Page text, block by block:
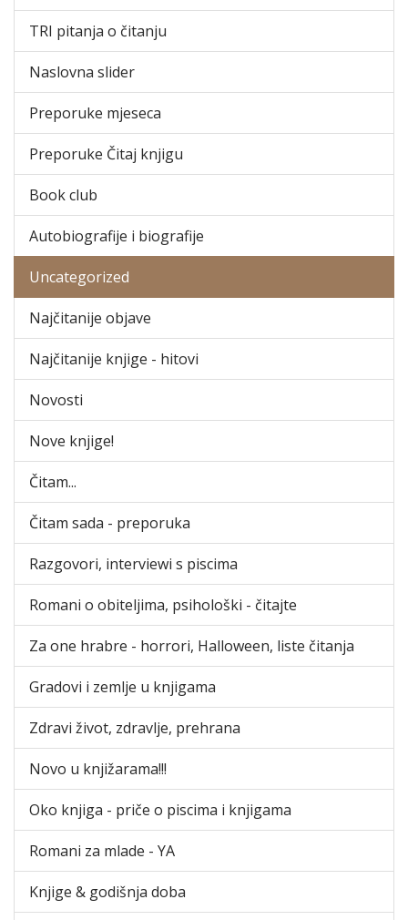
TRI pitanja o čitanju
Naslovna slider
Preporuke mjeseca
Preporuke Čitaj knjigu
Book club
Autobiografije i biografije
Uncategorized
Najčitanije objave
Najčitanije knjige - hitovi
Novosti
Nove knjige!
Čitam...
Čitam sada - preporuka
Razgovori, interviewi s piscima
Romani o obiteljima, psihološki - čitajte
Za one hrabre - horrori, Halloween, liste čitanja
Gradovi i zemlje u knjigama
Zdravi život, zdravlje, prehrana
Novo u knjižarama!!!
Oko knjiga - priče o piscima i knjigama
Romani za mlade - YA
Knjige & godišnja doba